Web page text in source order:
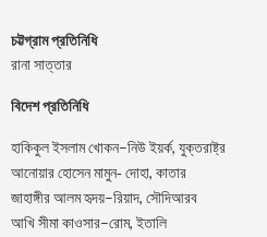
চট্টগ্রাম প্রতিনিধি
রানা সাত্তার
বিদেশ প্রতিনিধি
হাকিকুল ইসলাম খোকন–নিউ ইয়র্ক, যুক্তরাষ্ট্র
আনোয়ার হোসেন মামুন- দোহা, কাতার
জাহাঙ্গীর আলম হৃদয়–রিয়াদ, সৌদিআরব
আখি সীমা কাওসার–রোম,ইতালি